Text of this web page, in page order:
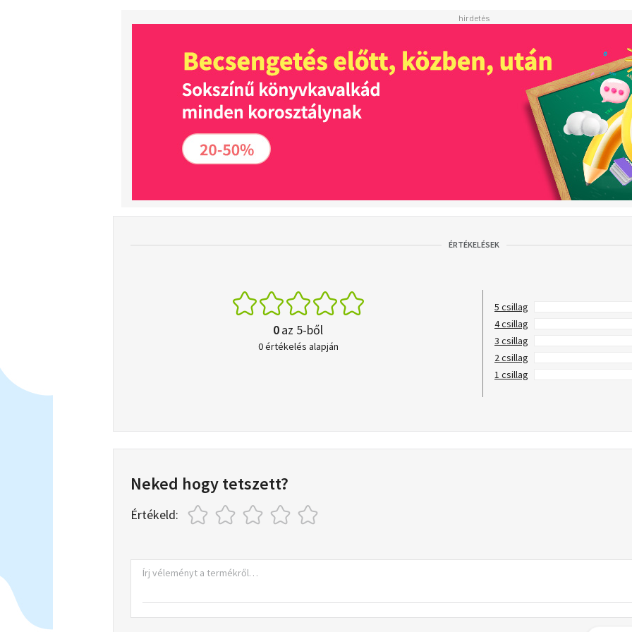
ÉRTÉKELÉSEK
0az 5-ből
0 értékelés alapján
5 csillag
4 csillag
3 csillag
2 csillag
1 csillag
Neked hogy tetszett?
Értékeld: